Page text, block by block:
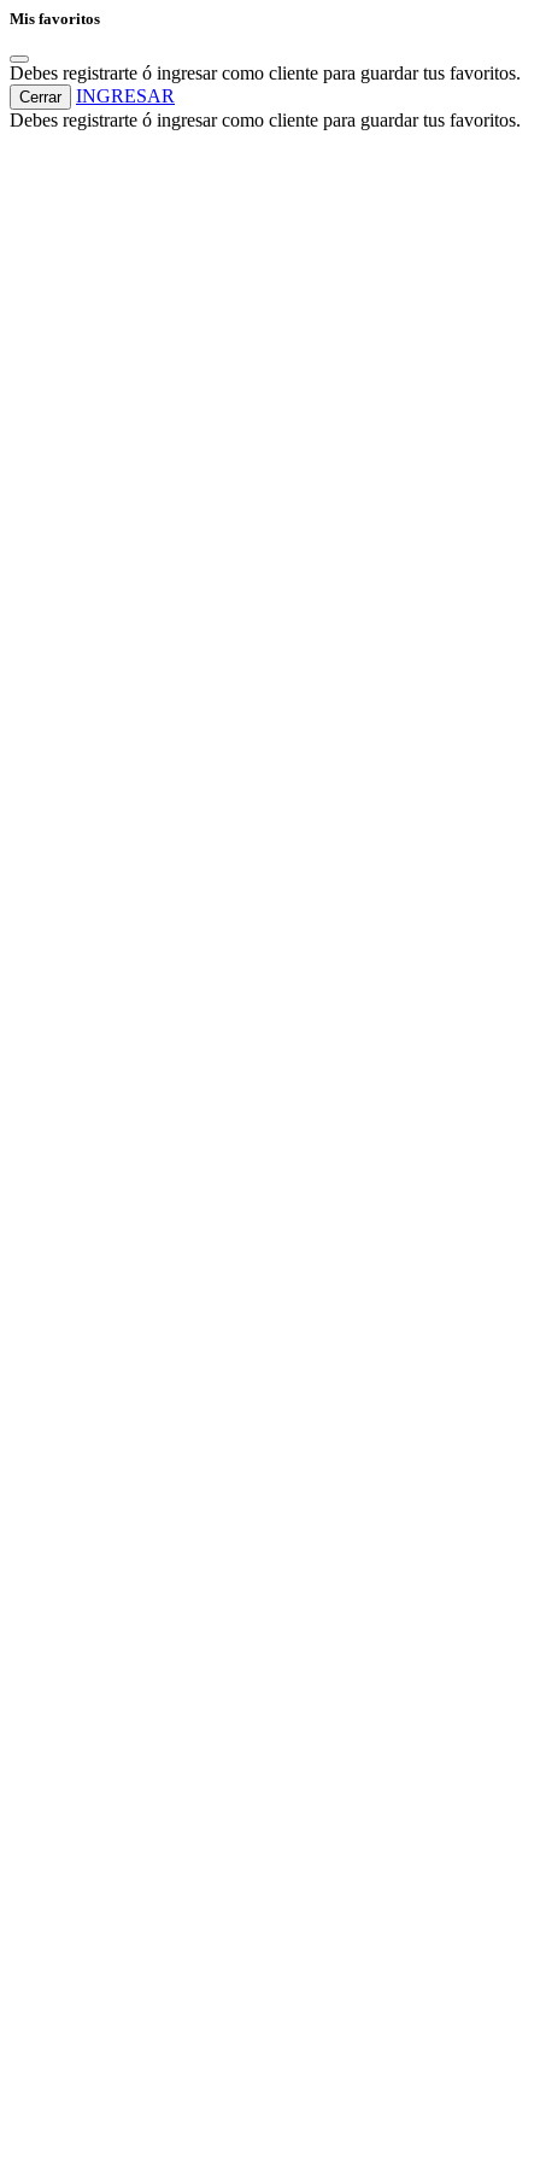
Mis favoritos
Debes registrarte ó ingresar como cliente para guardar tus favoritos.
Cerrar
INGRESAR
Debes registrarte ó ingresar como cliente para guardar tus favoritos.